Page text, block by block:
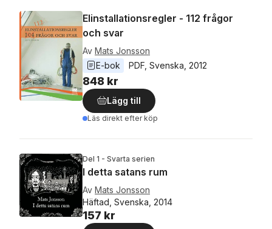
Elinstallationsregler - 112 frågor
och svar
Av Mats Jonsson
E-bok
PDF Svenska 2012
848 kr
Lägg till
Läs direkt efter köp
Del 1 - Svarta serien
I detta satans rum
Av Mats Jonsson
Häftad, Svenska, 2014
157 kr